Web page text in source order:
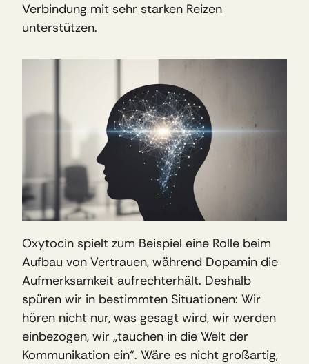
Verbindung mit sehr starken Reizen
unterstützen.
Oxytocin spielt zum Beispiel eine Rolle beim
Aufbau von Vertrauen, während Dopamin die
Aufmerksamkeit aufrechterhält. Deshalb
spüren wir in bestimmten Situationen: Wir
hören nicht nur, was gesagt wird, wir werden
einbezogen, wir „tauchen in die Welt der
Kommunikation ein“. Wäre es nicht großartig,